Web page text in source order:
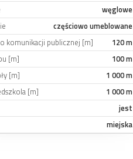
węglowe
częściowo umeblowane
komunikacji publicznej [m]
120 m
[m]
100 m
[m]
1 000 m
[m]
1 000 m
jest
miejska